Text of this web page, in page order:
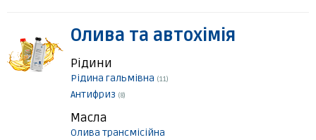
Олива та автохімія
Рідини
Рідина гальмівна (11)
Антифриз (8)
Масла
Олива трансмісійна